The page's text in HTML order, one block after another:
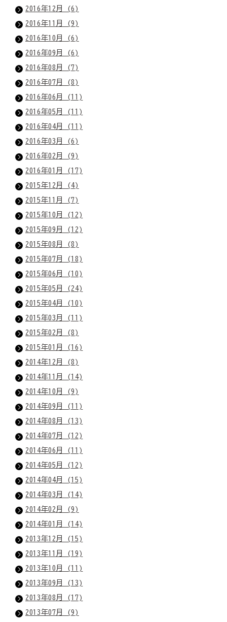
2016年12月 (6)
2016年11月 (9)
2016年10月 (6)
2016年09月 (6)
2016年08月 (7)
2016年07月 (8)
2016年06月 (11)
2016年05月 (11)
2016年04月 (11)
2016年03月 (6)
2016年02月 (9)
2016年01月 (17)
2015年12月 (4)
2015年11月 (7)
2015年10月 (12)
2015年09月 (12)
2015年08月 (8)
2015年07月 (18)
2015年06月 (10)
2015年05月 (24)
2015年04月 (10)
2015年03月 (11)
2015年02月 (8)
2015年01月 (16)
2014年12月 (8)
2014年11月 (14)
2014年10月 (9)
2014年09月 (11)
2014年08月 (13)
2014年07月 (12)
2014年06月 (11)
2014年05月 (12)
2014年04月 (15)
2014年03月 (14)
2014年02月 (9)
2014年01月 (14)
2013年12月 (15)
2013年11月 (19)
2013年10月 (11)
2013年09月 (13)
2013年08月 (17)
2013年07月 (9)